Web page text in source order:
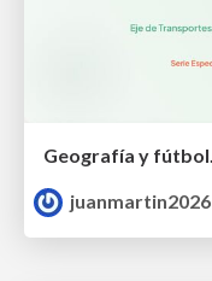
juanmartin2026